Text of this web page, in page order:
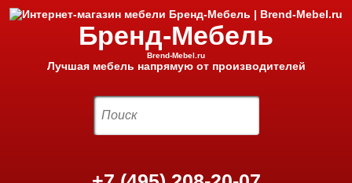
Бренд-Мебель
Brend-Mebel.ru
Лучшая мебель напрямую от производителей